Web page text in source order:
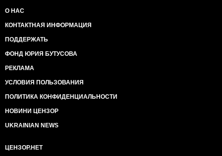
О НАС
КОНТАКТНАЯ ИНФОРМАЦИЯ
ПОДДЕРЖАТЬ
ФОНД ЮРИЯ БУТУСОВА
РЕКЛАМА
УСЛОВИЯ ПОЛЬЗОВАНИЯ
ПОЛИТИКА КОНФИДЕНЦИАЛЬНОСТИ
НОВИНИ ЦЕНЗОР
UKRAINIAN NEWS
ЦЕНЗОР.НЕТ